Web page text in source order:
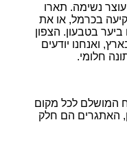
נשימה. תארו
בכרמל, או את
בטבעון. הצפון
ואנחנו יודעים
חלומי.
המושלם לכל מקום
האתגרים הם חלק